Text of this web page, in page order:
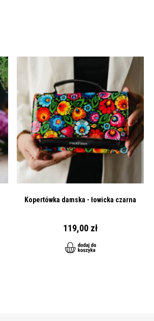
Kopertówka damska - łowicka czarna
119,00 zł